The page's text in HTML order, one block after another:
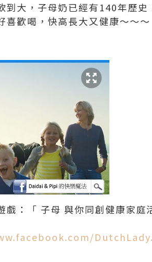
大，子母奶已經有140年歷史
喜歡喝，快高長大又健康～～～
：「 子母 與你同創健康家庭